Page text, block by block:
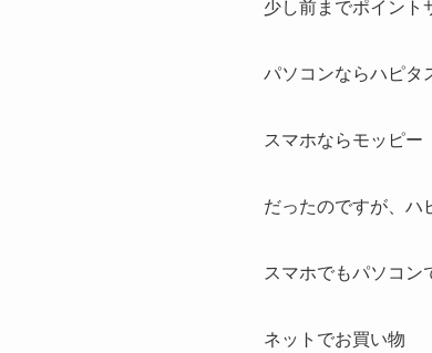
少し前までポイント
パソコンならハピタ
スマホならモッピー
だったのですが、ハ
スマホでもパソコン
ネットでお買い物